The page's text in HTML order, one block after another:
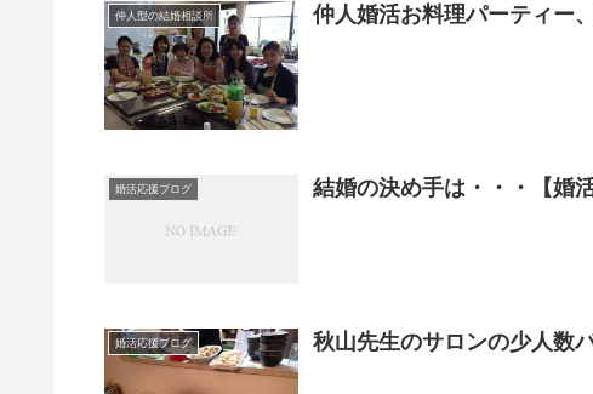
仲人型の結婚相談所 仲人婚活お料理パーティー
婚活応援ブログ 結婚の決め手は・・・【婚
婚活応援ブログ 秋山先生のサロンの少人数